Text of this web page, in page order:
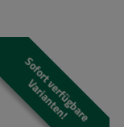
S
o
f
o
r
t
v
e
r
f
ü
g
b
a
r
e
V
a
r
i
a
n
t
e
n
!